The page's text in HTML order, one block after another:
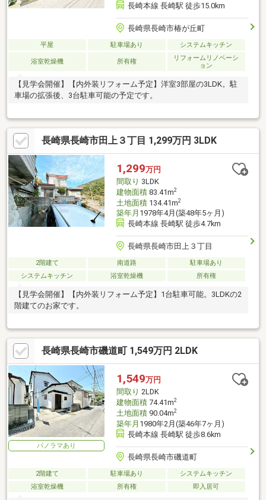
長崎本線 長崎駅 徒歩15.0km
長崎県長崎市椿が丘町
平屋 駐車場あり システムキッチン
浴室乾燥機 所有権
リフォームリノベーシ
ョン
【見学会開催】【内外装リフォーム予定】洋室3部屋の3LDK。駐
車場の拡張後、3台駐車可能の予定です。
長崎県長崎市田上３丁目 1,299万円 3LDK
1,299万円
間取り 3LDK
建物面積83.41m2
土地面積134.41m2
築年月 1978年4月(築48年5ヶ月)
長崎本線 長崎駅 徒歩4.7km
長崎県長崎市田上３丁目
2階建て 南道路
駐車場あり
システムキッチン
浴室乾燥機 所有権
【見学会開催】【内外装リフォーム予定】1台駐車可能。3LDKの2
階建てのお家です。
長崎県長崎市磯道町 1,549万円 2LDK
パノラマあり
1,549万円
間取り 2LDK
建物面積74.41m2
土地面積90.04m2
築年月 1980年2月(築46年7ヶ月)
長崎本線 長崎駅 徒歩8.6km
長崎県長崎市磯道町
2階建て 駐車場あり
システムキッチン
浴室乾燥機
所有権 即入居可